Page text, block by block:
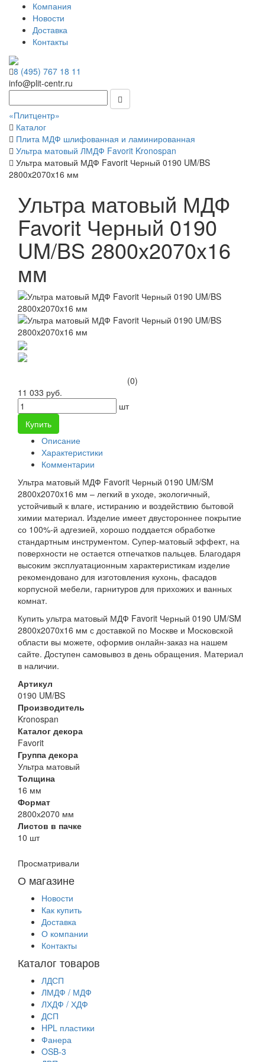
Компания
Новости
Доставка
Контакты
8 (495) 767 18 11
info@plit-centr.ru
«Плитцентр»
Каталог
Плита МДФ шлифованная и ламинированная
Ультра матовый ЛМДФ Favorit Kronospan
Ультра матовый МДФ Favorit Черный 0190 UM/BS
2800x2070x16 мм
Ультра матовый МДФ
Favorit Черный 0190
UM/BS 2800x2070x16
мм
(0)
11 033 руб.
шт
Купить
Описание
Характеристики
Комментарии
Ультра матовый МДФ Favorit Черный 0190 UM/SM
2800x2070x16 мм – легкий в уходе, экологичный,
устойчивый к влаге, истиранию и воздействию бытовой
химии материал. Изделие имеет двустороннее покрытие
со 100%-й адгезией, хорошо поддается обработке
стандартным инструментом. Супер-матовый эффект, на
поверхности не остается отпечатков пальцев. Благодаря
высоким эксплуатационным характеристикам изделие
рекомендовано для изготовления кухонь, фасадов
корпусной мебели, гарнитуров для прихожих и ванных
комнат.
Купить ультра матовый МДФ Favorit Черный 0190 UM/SM
2800x2070x16 мм с доставкой по Москве и Московской
области вы можете, оформив онлайн-заказ на нашем
сайте. Доступен самовывоз в день обращения. Материал
в наличии.
Артикул
0190 UM/BS
Производитель
Kronospan
Каталог декора
Favorit
Группа декора
Ультра матовый
Толщина
16 мм
Формат
2800х2070 мм
Листов в пачке
10 шт
Просматривали
О магазине
Новости
Как купить
Доставка
О компании
Контакты
Каталог товаров
ЛДСП
ЛМДФ / МДФ
ЛХДФ / ХДФ
ДСП
HPL пластики
Фанера
OSB-3